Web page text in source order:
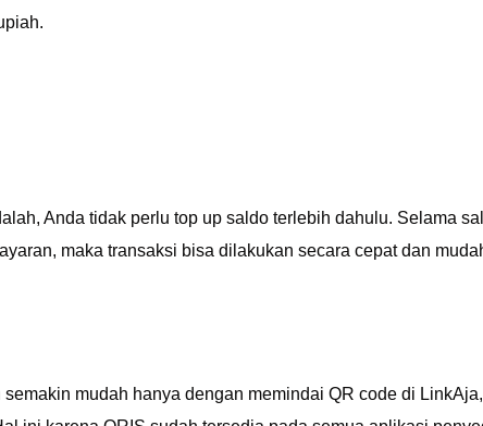
Anda tidak perlu top up saldo terlebih dahulu. Selama
maka transaksi bisa dilakukan secara cepat dan
mudah hanya dengan memindai QR code di